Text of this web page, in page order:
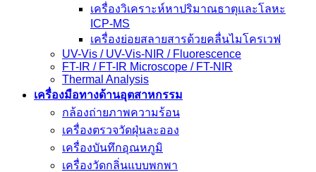
เครื่องวิเคราะห์หาปริมาณธาตุและโลหะ
ICP-MS
เครื่องย่อยสลายสารด้วยคลื่นไมโครเวฟ
UV-Vis / UV-Vis-NIR / Fluorescence
FT-IR / FT-IR Microscope / FT-NIR
Thermal Analysis
เครื่องมือทางด้านอุตสาหกรรม
กล้องถ่ายภาพความร้อน
เครื่องตรวจวัดฝุ่นละออง
เครื่องบันทึกอุณหภูมิ
เครื่องวัดกลิ่นแบบพกพา